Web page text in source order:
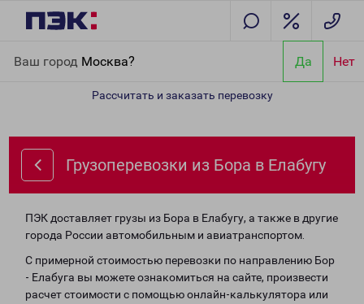
Ваш город Москва? Да Нет
Рассчитать и заказать перевозку
Грузоперевозки из Бора в Елабугу
ПЭК доставляет грузы из Бора в Елабугу, а также в другие
города России автомобильным и авиатранспортом.
С примерной стоимостью перевозки по направлению Бор
- Елабуга вы можете ознакомиться на сайте, произвести
расчет стоимости с помощью онлайн-калькулятора или